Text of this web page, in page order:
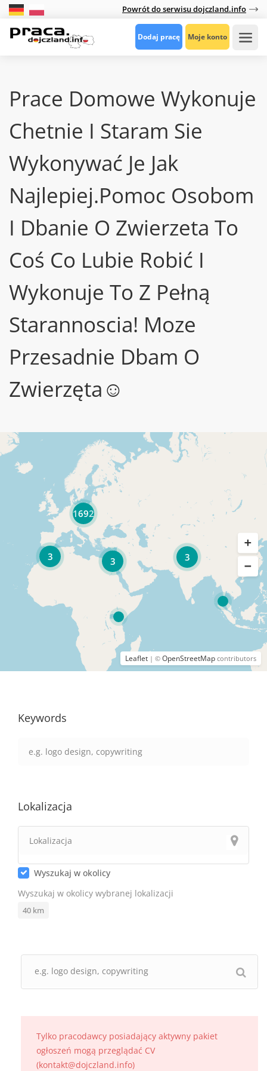
Powrót do serwisu dojczland.info
Dodaj pracę Moje konto
Prace Domowe Wykonuje
Chetnie I Staram Sie
Wykonywać Je Jak
Najlepiej.Pomoc Osobom
I Dbanie O Zwierzeta To
Coś Co Lubie Robić I
Wykonuje To Z Pełną
Starannoscia! Moze
Przesadnie Dbam O
Zwierzęta☺
3
3
3
1692
Leaflet | © OpenStreetMap contributors
Keywords
Lokalizacja
Wyszukaj w okolicy
Wyszukaj w okolicy wybranej lokalizacji
40 km
Tylko pracodawcy posiadający aktywny pakiet
ogłoszeń mogą przeglądać CV
(kontakt@dojczland.info)